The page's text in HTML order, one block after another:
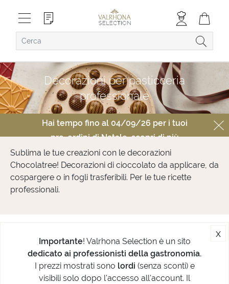
Decorazioni per pasticceria
professionale
Hai tempo fino al 04/09/26 per i tuoi
pre-ordini di Natale,scopri di più
Sublima le tue creazioni con le decorazioni
Chocolatree! Decorazioni di cioccolato da applicare, da
cospargere o in fogli trasferibili. Per le tue ricette
professionali.
Importante! Valrhona Selection è un sito
dedicato ai professionisti della gastronomia.
I prezzi mostrati sono lordi (senza sconti) e
visibili solo dopo l'accesso all'account. Il
x